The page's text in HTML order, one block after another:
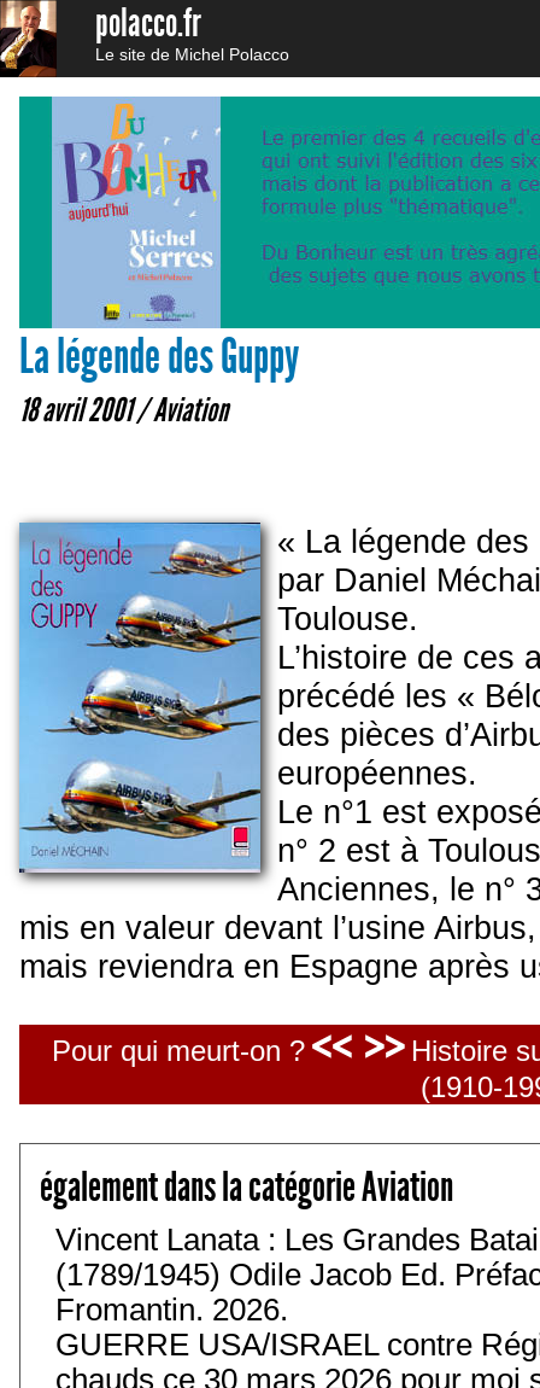
polacco.fr
Le site de Michel Polacco
La légende des Guppy
18 avril 2001 /Aviation
« La légende des
par Daniel
Toulouse.
L’histoire de ces
précédé les «
des pièces
européennes.
Le n°1 est
n° 2 est à
Anciennes, le n°
mis en valeur devant l’usine
mais reviendra en Espagne après
Pour qui meurt-on ?<< >> Histoire
(1910-
également dans la catégorie Aviation
Vincent Lanata : Les Grandes
(1789/1945) Odile Jacob Ed.
Fromantin. 2026.
GUERRE USA/ISRAEL contre
chauds ce 30 mars 2026 pour moi